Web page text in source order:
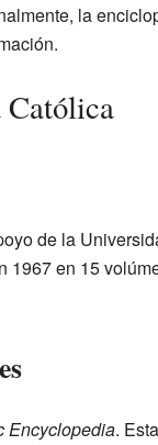
la
Católica
de la
1967 en 15
Encyclopedia.